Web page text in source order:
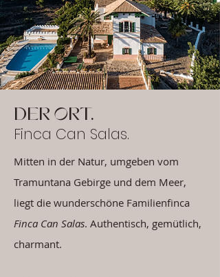
Der Ort.
Finca Can Salas.
Mitten in der Natur, umgeben vom
Tramuntana Gebirge und dem Meer,
liegt die wunderschöne Familienfinca
Finca Can Salas. Authentisch, gemütlich,
charmant.